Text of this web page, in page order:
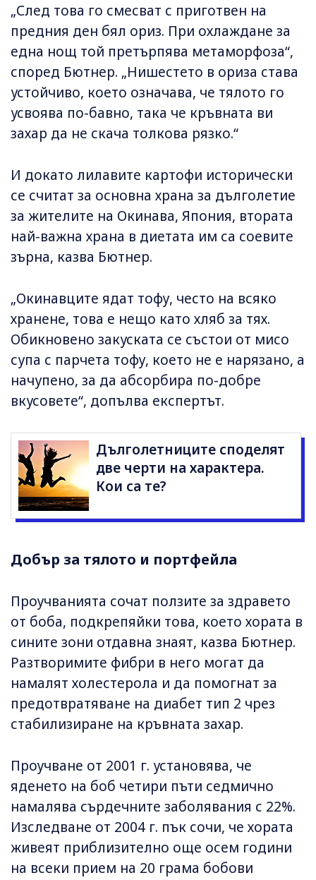
„След това го смесват с приготвен на
предния ден бял ориз. При охлаждане за
една нощ той претърпява метаморфоза“,
според Бютнер. „Нишестето в ориза става
устойчиво, което означава, че тялото го
усвоява по-бавно, така че кръвната ви
захар да не скача толкова рязко.“
И докато лилавите картофи исторически
се считат за основна храна за дълголетие
за жителите на Окинава, Япония, втората
най-важна храна в диетата им са соевите
зърна, казва Бютнер.
„Окинавците ядат тофу, често на всяко
хранене, това е нещо като хляб за тях.
Обикновено закуската се състои от мисо
супа с парчета тофу, което не е нарязано, а
начупено, за да абсорбира по-добре
вкусовете“, допълва експертът.
Дълголетниците споделят
две черти на характера.
Кои са те?
Добър за тялото и портфейла
Проучванията сочат ползите за здравето
от боба, подкрепяйки това, което хората в
сините зони отдавна знаят, казва Бютнер.
Разтворимите фибри в него могат да
намалят холестерола и да помогнат за
предотвратяване на диабет тип 2 чрез
стабилизиране на кръвната захар.
Проучване от 2001 г. установява, че
яденето на боб четири пъти седмично
намалява сърдечните заболявания с 22%.
Изследване от 2004 г. пък сочи, че хората
живеят приблизително още осем години
на всеки прием на 20 грама бобови